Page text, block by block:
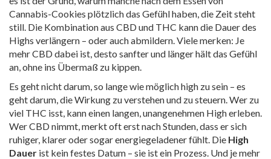
Cannabis-Cookies plötzlich das Gefühl haben, die Zeit steht
still. Die Kombination aus CBD und THC kann die Dauer des
Highs verlängern – oder auch abmildern. Viele merken: Je
mehr CBD dabei ist, desto sanfter und länger hält das Gefühl
an, ohne ins Übermaß zu kippen.
Es geht nicht darum, so lange wie möglich high zu sein – es
geht darum, die Wirkung zu verstehen und zu steuern. Wer zu
viel THC isst, kann einen langen, unangenehmen High erleben.
Wer CBD nimmt, merkt oft erst nach Stunden, dass er sich
ruhiger, klarer oder sogar energiegeladener fühlt. Die High
Dauer ist kein festes Datum – sie ist ein Prozess. Und je mehr